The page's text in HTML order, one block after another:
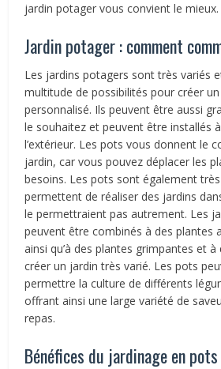
jardin potager vous convient le
Jardin potager : comment
Les jardins potagers sont très variés
multitude de possibilités pour créer
personnalisé. Ils peuvent être aussi
le souhaitez et peuvent être installés
l’extérieur. Les pots vous donnent le
jardin, car vous pouvez déplacer les
besoins. Les pots sont également
permettent de réaliser des jardins
le permettraient pas autrement. Les
peuvent être combinés à des plantes
ainsi qu’à des plantes grimpantes et
créer un jardin très varié. Les pots
permettre la culture de différents
offrant ainsi une large variété de
repas.
Bénéfices du jardinage en pots